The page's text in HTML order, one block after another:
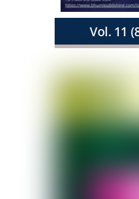
Vol. 11